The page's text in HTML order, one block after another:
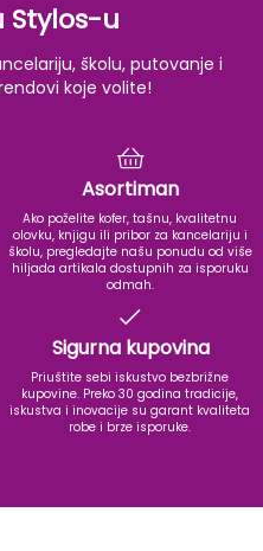
Stylos-u
školu, putovanje i
koje volite!
Asortiman
Ako poželite kofer, tašnu, kvalitetnu
olovku, knjigu ili pribor za kancelariju i
školu, pregledajte našu ponudu od više
hiljada artikala dostupnih za isporuku
odmah.
Sigurna kupovina
Priuštite sebi iskustvo bezbrižne
kupovine. Preko 30 godina tradicije,
iskustva i inovacije su garant kvaliteta
robe i brze isporuke.